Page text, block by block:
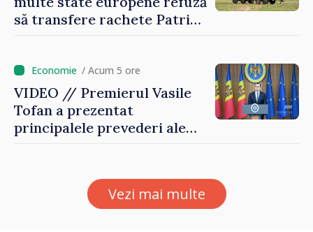
să transfere rachete Patriot
/ Acum 5 ore
VIDEO // Premierul Vasile
Tofan a prezentat
principalele prevederi ale
Vezi mai multe